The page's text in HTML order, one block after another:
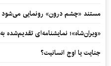
مستند «چشم درون» رونمایی می‌شود
«ویران‌شاه»؛ نمایشنامه‌ای تقدیم‌شده
جنایت یا اوج انسانیت؟